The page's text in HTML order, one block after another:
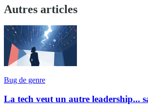
Autres articles
Bug de genre
La tech veut un autre leadership...